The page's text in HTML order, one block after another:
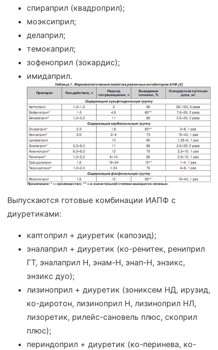
спираприл (квадроприл);
моэксиприл;
делаприл;
темокаприл;
зофеноприл (зокардис);
имидаприл.
Выпускаются готовые комбинации ИАПФ с
диуретиками:
каптоприл + диуретик (капозид);
эналаприл + диуретик (ко-ренитек, рениприл
ГТ, эналаприл Н, энам-Н, энап-Н, энзикс,
энзикс дуо);
лизиноприл + диуретик (зониксем НД, ирузид,
ко-диротон, лизиноприл Н, лизиноприл НЛ,
лизоретик, рилейс-сановель плюс, скоприл
плюс);
периндоприл + диуретик (ко-перинева, ко-